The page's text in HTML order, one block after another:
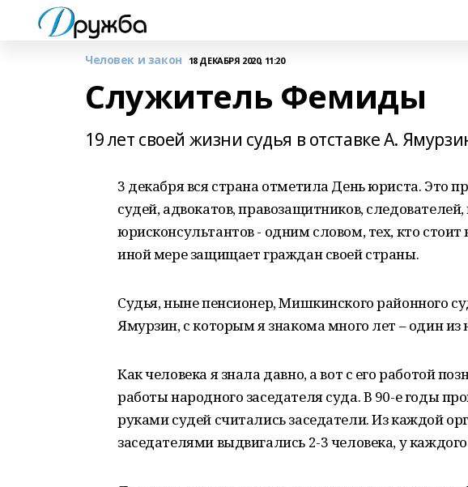
Человек и закон 18 ДЕКАБРЯ 2020, 11:20
Служитель Фемиды
19 лет своей жизни судья в отставке А.
3 декабря вся страна отметила День юриста. Это
судей, адвокатов, правозащитников,
юрисконсультантов - одним словом, тех, кто стоит
иной мере защищает граждан своей страны.
Судья, ныне пенсионер, Мишкинского районного
Ямурзин, с которым я знакома много лет – один из
Как человека я знала давно, а вот с его работой
работы народного заседателя суда. В 90-е годы
руками судей считались заседатели. Из каждой
заседателями выдвигались 2-3 человека, у